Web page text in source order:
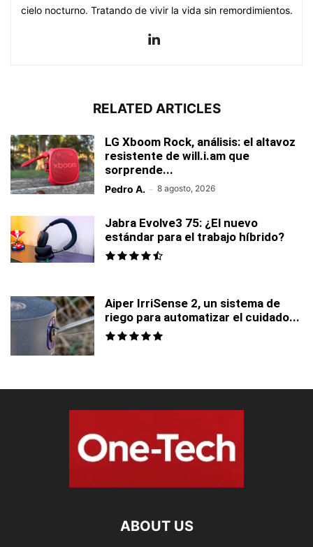
cielo nocturno. Tratando de vivir la vida sin remordimientos.
RELATED ARTICLES
LG Xboom Rock, análisis: el altavoz
resistente de will.i.am que
sorprende...
Pedro A. - 8 agosto, 2026
Jabra Evolve3 75: ¿El nuevo
estándar para el trabajo híbrido?
Aiper IrriSense 2, un sistema de
riego para automatizar el cuidado...
ABOUT US